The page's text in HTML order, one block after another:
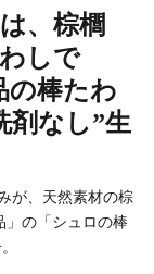
、棕櫚
しで
の棒たわ
剤なし”生
が、天然素材の棕
」の「シュロの棒